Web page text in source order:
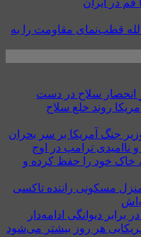
در ایران
قطب‌نمای مقاومت را به
انحصار سلاح در دست
روند خلع سلاح
جنگ آمریکا بر سر بحران
ناامیدی ترامپ در اوج
خاک خود را حفظ کرده و
مسکونی راننده تاکسی
برابر دیوانگی ادامه‌دار
هر روز بیشتر می‌شود